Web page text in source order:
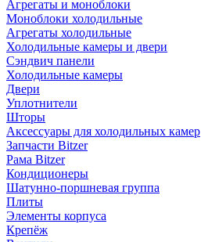
Агрегаты и моноблоки
Моноблоки холодильные
Агрегаты холодильные
Холодильные камеры и двери
Сэндвич панели
Холодильные камеры
Двери
Уплотнители
Шторы
Аксессуары для холодильных камер
Запчасти Bitzer
Рама Bitzer
Кондиционеры
Шатунно-поршневая группа
Плиты
Элементы корпуса
Крепёж